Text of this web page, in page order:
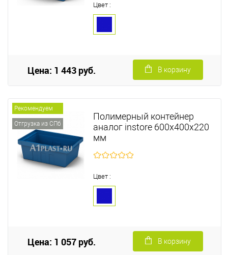
Цвет :
Цена: 1 443 руб. В корзину
Рекомендуем
Отгрузка из СПб
Полимерный контейнер
аналог instore 600х400х220
мм
Цвет :
Цена: 1 057 руб. В корзину